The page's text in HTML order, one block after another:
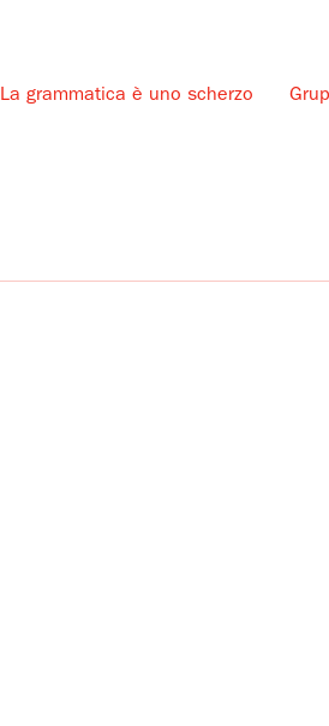
La grammatica è uno scherzo